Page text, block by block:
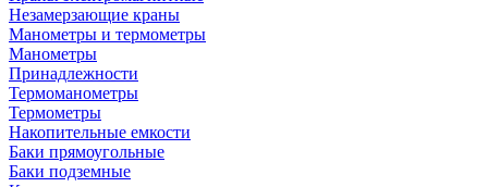
Незамерзающие краны
Манометры и термометры
Манометры
Принадлежности
Термоманометры
Термометры
Накопительные емкости
Баки прямоугольные
Баки подземные